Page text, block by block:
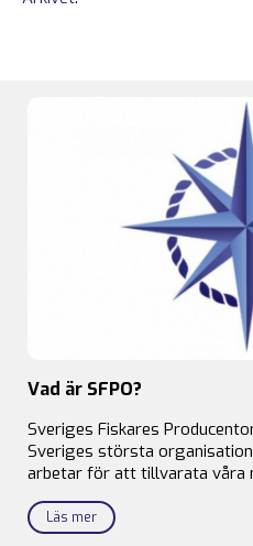
Vad är SFPO?
Sveriges Fiskares
Sveriges största
arbetar för att tillvarata våra
Läs mer